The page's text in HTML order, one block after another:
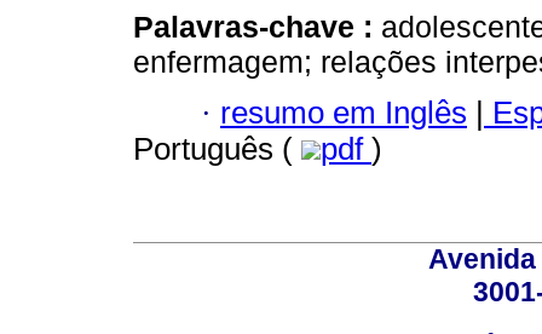
Palavras-chave :
enfermagem; relações
· resumo em Inglês
Português (
pdf )